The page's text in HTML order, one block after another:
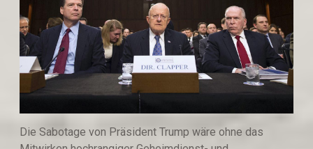
Die Sabotage von Präsident Trump wäre ohne das